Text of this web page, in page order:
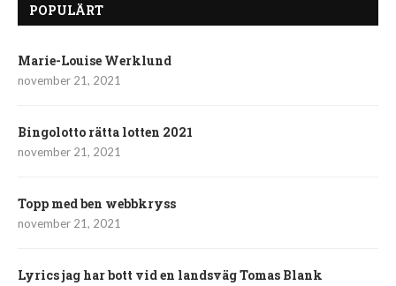
POPULÄRT
Marie-Louise Werklund
november 21, 2021
Bingolotto rätta lotten 2021
november 21, 2021
Topp med ben webbkryss
november 21, 2021
Lyrics jag har bott vid en landsväg Tomas Blank